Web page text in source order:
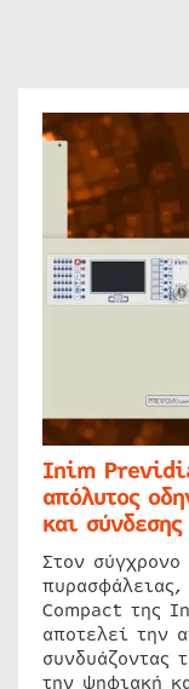
Inim
απόλυτος
και
Στον σύγχρονο
Compact της
αποτελεί την
συνδυάζοντας
την ψηφιακή